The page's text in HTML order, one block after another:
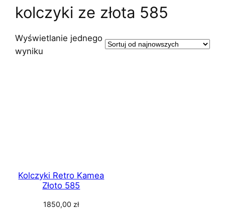
kolczyki ze złota 585
Wyświetlanie jednego
wyniku
Kolczyki Retro Kamea
Złoto 585
1850,00 zł